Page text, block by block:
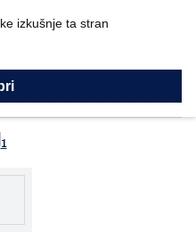
izkušnje ta stran
Willow Tree Negovanje (26082)